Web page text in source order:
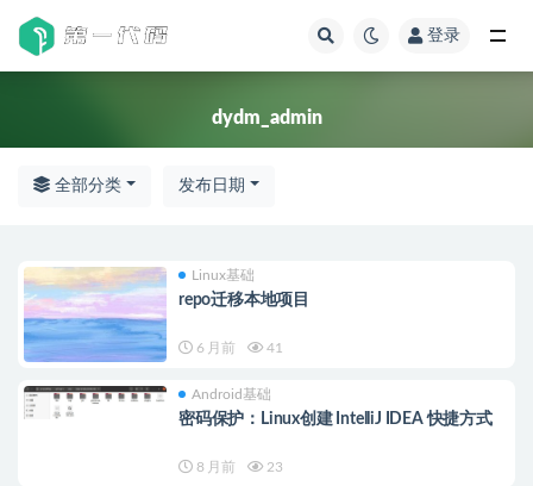
登录
dydm_admin
全部分类 发布日期
Linux基础
repo迁移本地项目
6 月前 41
Android基础
密码保护：Linux创建 IntelliJ IDEA 快捷方式
8 月前 23